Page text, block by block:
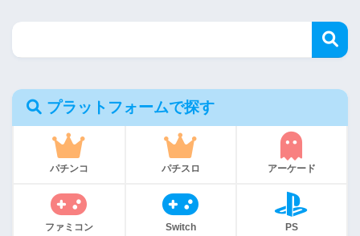
プラットフォームで探す
パチンコ パチスロ アーケード
ファミコン Switch PS